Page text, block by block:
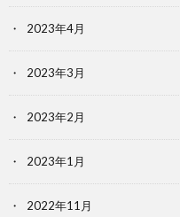
2023年4月
2023年3月
2023年2月
2023年1月
2022年11月